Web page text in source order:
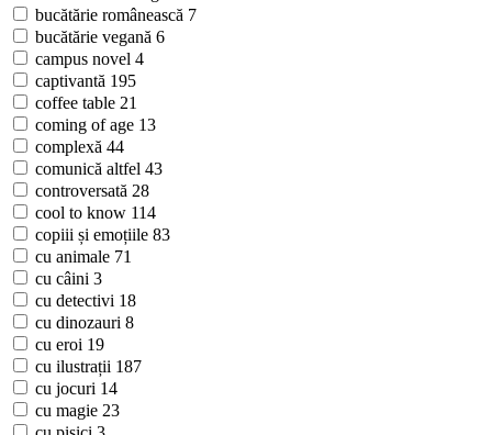
bucătărie românească 7
bucătărie vegană 6
campus novel 4
captivantă 195
coffee table 21
coming of age 13
complexă 44
comunică altfel 43
controversată 28
cool to know 114
copiii și emoțiile 83
cu animale 71
cu câini 3
cu detectivi 18
cu dinozauri 8
cu eroi 19
cu ilustrații 187
cu jocuri 14
cu magie 23